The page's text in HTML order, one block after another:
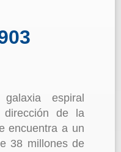
espiral
dirección de la
encuentra a un
38 millones de